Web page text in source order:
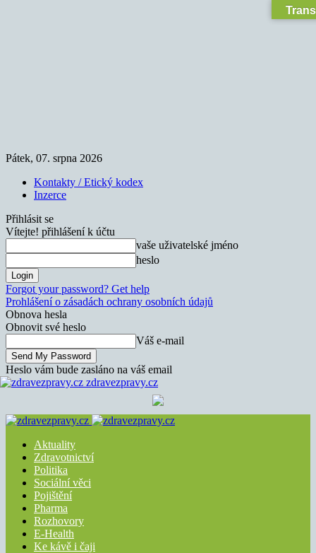
Pátek, 07. srpna 2026
Kontakty / Etický kodex
Inzerce
Přihlásit se
Vítejte! přihlášení k účtu
vaše uživatelské jméno
heslo
Forgot your password? Get help
Prohlášení o zásadách ochrany osobních údajů
Obnova hesla
Obnovit své heslo
Váš e-mail
Heslo vám bude zasláno na váš email
zdravezpravy.cz
Aktuality
Zdravotnictví
Politika
Sociální věci
Pojištění
Pharma
Rozhovory
E-Health
Ke kávě i čaji